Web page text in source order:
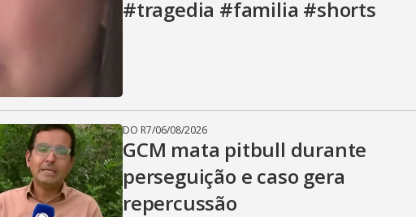
#tragedia #familia #shorts
DO R7/06/08/2026
GCM mata pitbull durante
perseguição e caso gera
repercussão